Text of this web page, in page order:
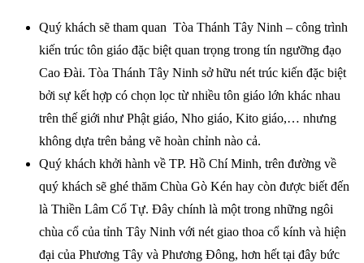
Quý khách sẽ tham quan Tòa Thánh Tây Ninh – công trình
kiến trúc tôn giáo đặc biệt quan trọng trong tín ngưỡng đạo
Cao Đài. Tòa Thánh Tây Ninh sở hữu nét trúc kiến đặc biệt
bởi sự kết hợp có chọn lọc từ nhiều tôn giáo lớn khác nhau
trên thế giới như Phật giáo, Nho giáo, Kito giáo,… nhưng
không dựa trên bảng vẽ hoàn chỉnh nào cả.
Quý khách khởi hành về TP. Hồ Chí Minh, trên đường về
quý khách sẽ ghé thăm Chùa Gò Kén hay còn được biết đến
là Thiền Lâm Cổ Tự. Đây chính là một trong những ngôi
chùa cổ của tỉnh Tây Ninh với nét giao thoa cổ kính và hiện
đại của Phương Tây và Phương Đông, hơn hết tại đây bức